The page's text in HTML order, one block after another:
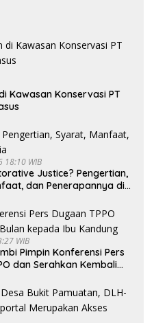
Kawasan Konservasi PT
18:10 WIB
Justice? Pengertian,
dan Penerapannya di
WIB
Pimpin Konferensi Pers
dan Serahkan Kembali